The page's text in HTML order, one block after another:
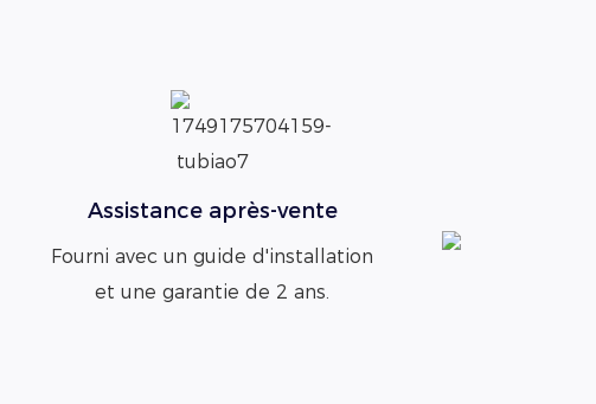
Assistance après-vente
Fourni avec un guide d'installation
et une garantie de 2 ans.